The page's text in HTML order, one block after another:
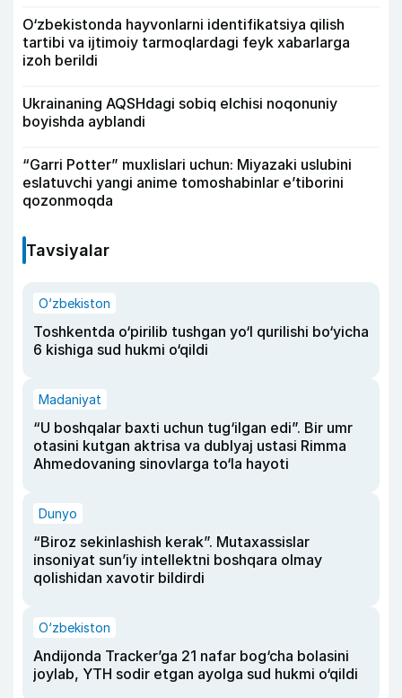
O‘zbekistonda hayvonlarni identifikatsiya qilish
tartibi va ijtimoiy tarmoqlardagi feyk xabarlarga
izoh berildi
Ukrainaning AQSHdagi sobiq elchisi noqonuniy
boyishda ayblandi
“Garri Potter” muxlislari uchun: Miyazaki uslubini
eslatuvchi yangi anime tomoshabinlar e’tiborini
qozonmoqda
Tavsiyalar
O‘zbekiston
Toshkentda o‘pirilib tushgan yo‘l qurilishi bo‘yicha
6 kishiga sud hukmi o‘qildi
Madaniyat
“U boshqalar baxti uchun tug‘ilgan edi”. Bir umr
otasini kutgan aktrisa va dublyaj ustasi Rimma
Ahmedovaning sinovlarga to‘la hayoti
Dunyo
“Biroz sekinlashish kerak”. Mutaxassislar
insoniyat sun’iy intellektni boshqara olmay
qolishidan xavotir bildirdi
O‘zbekiston
Andijonda Tracker’ga 21 nafar bog‘cha bolasini
joylab, YTH sodir etgan ayolga sud hukmi o‘qildi